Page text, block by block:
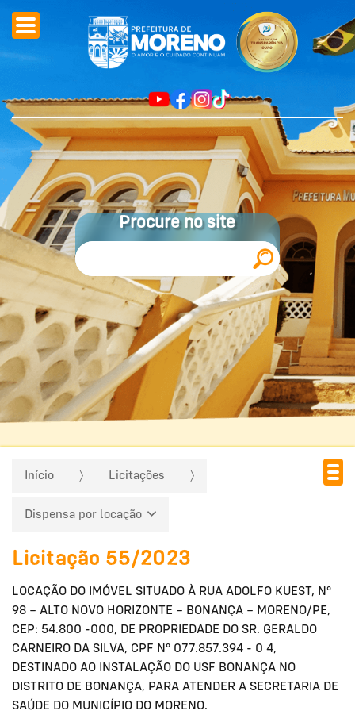
Procure no site
Início Licitações
Dispensa por locação
Licitação 55/2023
LOCAÇÃO DO IMÓVEL SITUADO À RUA ADOLFO KUEST, N°
98 – ALTO NOVO HORIZONTE – BONANÇA – MORENO/PE,
CEP: 54.800 -000, DE PROPRIEDADE DO SR. GERALDO
CARNEIRO DA SILVA, CPF N° 077.857.394 - 0 4,
DESTINADO AO INSTALAÇÃO DO USF BONANÇA NO
DISTRITO DE BONANÇA, PARA ATENDER A SECRETARIA DE
SAÚDE DO MUNICÍPIO DO MORENO.